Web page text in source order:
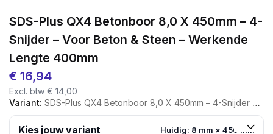
SDS-Plus QX4 Betonboor 8,0 X 450mm – 4-
Snijder – Voor Beton & Steen – Werkende
Lengte 400mm
€ 16,94
Excl. btw € 14,00
Variant: SDS-Plus QX4 Betonboor 8,0 X 450mm – 4-Snijder – Voor Beton & Steen – Werkende Lengte 400mm
Kies jouw variant Huidig: 8 mm × 450 mm